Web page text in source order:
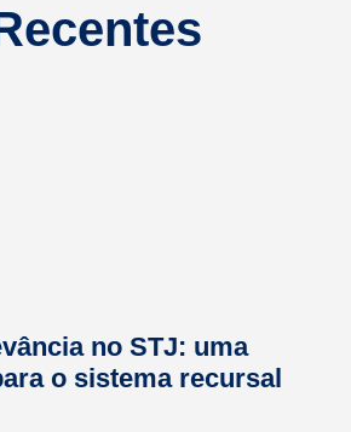
no STJ: uma
o sistema recursal